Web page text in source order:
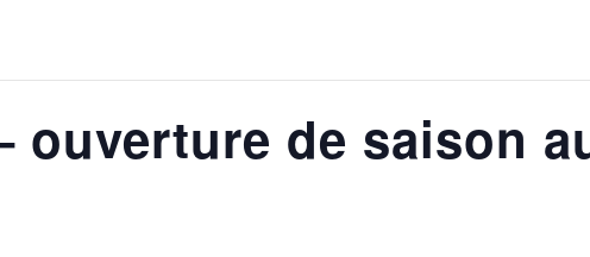
ouverture de saison